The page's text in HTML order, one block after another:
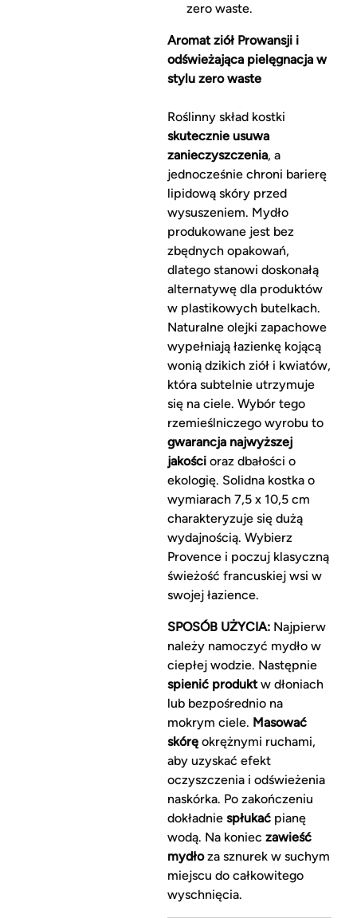
zero waste.
Aromat ziół Prowansji i
odświeżająca pielęgnacja w
stylu zero waste
Roślinny skład kostki
skutecznie usuwa
zanieczyszczenia, a
jednocześnie chroni barierę
lipidową skóry przed
wysuszeniem. Mydło
produkowane jest bez
zbędnych opakowań,
dlatego stanowi doskonałą
alternatywę dla produktów
w plastikowych butelkach.
Naturalne olejki zapachowe
wypełniają łazienkę kojącą
wonią dzikich ziół i kwiatów,
która subtelnie utrzymuje
się na ciele. Wybór tego
rzemieślniczego wyrobu to
gwarancja najwyższej
jakościoraz dbałości o
ekologię. Solidna kostka o
wymiarach 7,5 x 10,5 cm
charakteryzuje się dużą
wydajnością. Wybierz
Provence i poczuj klasyczną
świeżość francuskiej wsi w
swojej łazience.
SPOSÓB UŻYCIA:Najpierw
należy namoczyć mydło w
ciepłej wodzie. Następnie
spienić produktw dłoniach
lub bezpośrednio na
mokrym ciele. Masować
skóręokrężnymi ruchami,
aby uzyskać efekt
oczyszczenia i odświeżenia
naskórka. Po zakończeniu
dokładnie spłukaćpianę
wodą. Na koniec zawieść
mydłoza sznurek w suchym
miejscu do całkowitego
wyschnięcia.